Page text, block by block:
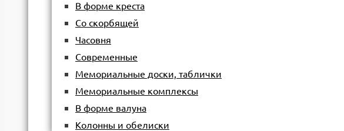
В форме креста
Со скорбящей
Часовня
Современные
Мемориальные доски, таблички
Мемориальные комплексы
В форме валуна
Колонны и обелиски